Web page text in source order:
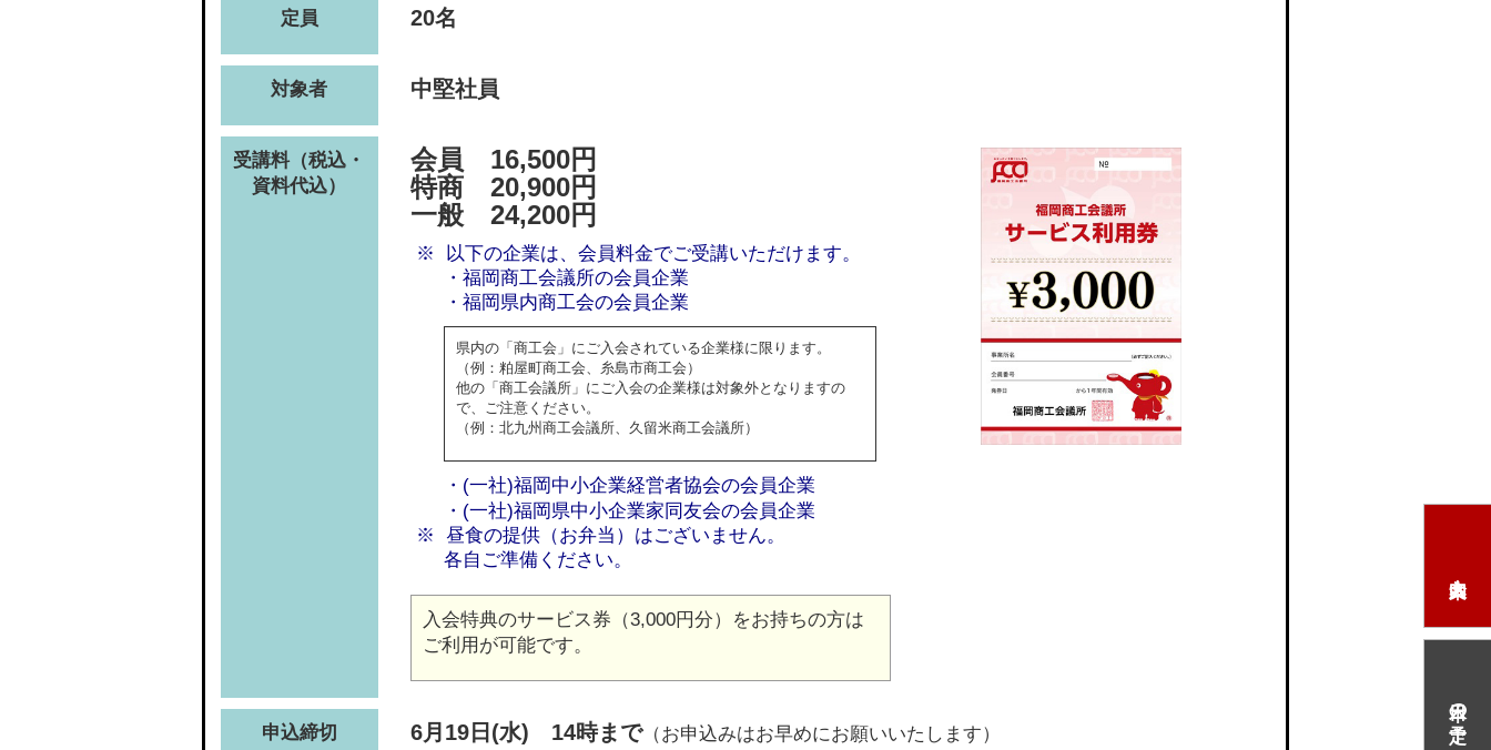
本日の予定
定員 20名
対象者 中堅社員
受講料（税込・
資料代込）
会員 16,500円
特商 20,900円
一般 24,200円
以下の企業は、会員料金でご受講いただけます。
・福岡商工会議所の会員企業
・福岡県内商工会の会員企業
県内の「商工会」にご入会されている企業様に限ります。
（例：粕屋町商工会、糸島市商工会）
他の「商工会議所」にご入会の企業様は対象外となりますの
で、ご注意ください。
（例：北九州商工会議所、久留米商工会議所）
・(一社)福岡中小企業経営者協会の会員企業
・(一社)福岡県中小企業家同友会の会員企業
昼食の提供（お弁当）はございません。
各自ご準備ください。
入会特典のサービス券（3,000円分）をお持ちの方は
ご利用が可能です。
申込締切 6月19日(水) 14時まで（お申込みはお早めにお願いいたします）